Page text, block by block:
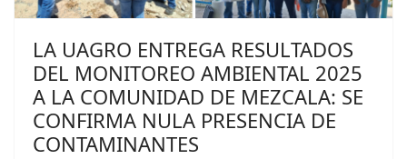
LA UAGRO ENTREGA RESULTADOS
DEL MONITOREO AMBIENTAL 2025
A LA COMUNIDAD DE MEZCALA: SE
CONFIRMA NULA PRESENCIA DE
CONTAMINANTES